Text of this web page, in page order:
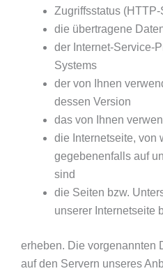
Zugriffsstatus (HTTP-
die übertragene
der Internet-Service-
Systems
der von Ihnen
dessen Version
das von Ihnen
die Internetseite, von
gegebenenfalls auf
sind
die Seiten bzw.
unserer Internetseite
erheben. Die vorgenannten
auf den Servern unseres